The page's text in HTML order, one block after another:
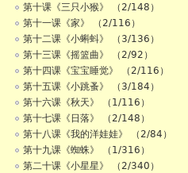
第十课《三只小猴》 （2/148）
第十一课《家》 （2/116）
第十二课《小蝌蚪》 （3/136）
第十三课《摇篮曲》 （2/92）
第十四课《宝宝睡觉》 （2/116）
第十五课《小跳蚤》 （3/184）
第十六课《秋天》 （1/116）
第十七课《日落》 （2/148）
第十八课《我的洋娃娃》 （2/84）
第十九课《蜘蛛》 （1/316）
第二十课《小星星》 （2/340）